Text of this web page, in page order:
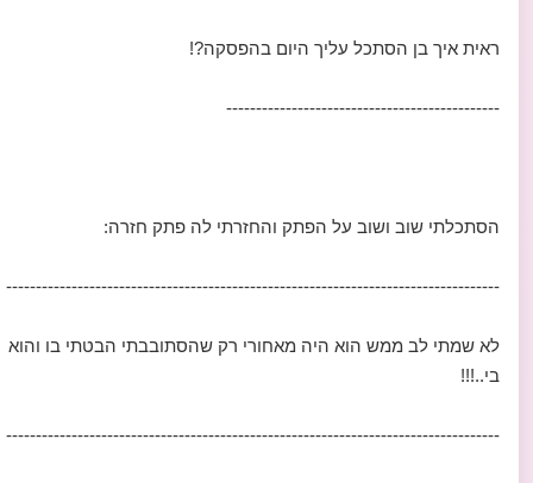
ראית איך בן הסתכל עליך היום בהפסקה?!
----------------------------------------------
הסתכלתי שוב ושוב על הפתק והחזרתי לה פתק חזרה:
-----------------------------------------------------------------------------------
לא שמתי לב ממש הוא היה מאחורי רק שהסתובבתי הבטתי בו והוא
בי..!!!
-----------------------------------------------------------------------------------